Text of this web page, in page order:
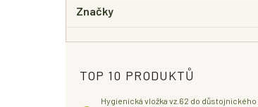
Značky
TOP 10 PRODUKTŮ
Hygienická vložka vz.62 do důstojnického